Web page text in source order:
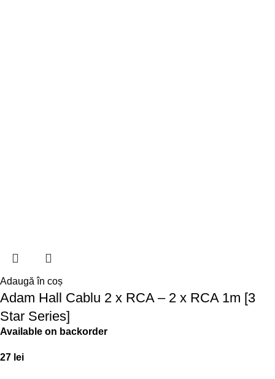
Adaugă în coș
Adam Hall Cablu 2 x RCA – 2 x RCA 1m [3
Star Series]
Available on backorder
27 lei